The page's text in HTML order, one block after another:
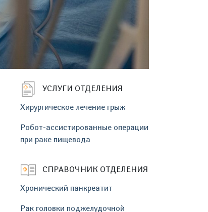
УСЛУГИ ОТДЕЛЕНИЯ
Хирургическое лечение грыж
Робот-ассистированные операции
при раке пищевода
СПРАВОЧНИК ОТДЕЛЕНИЯ
Хронический панкреатит
Рак головки поджелудочной